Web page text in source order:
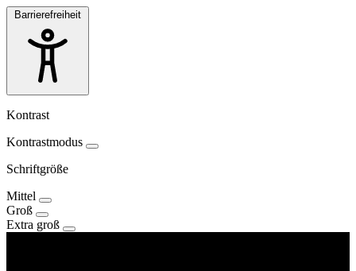
Barrierefreiheit
Kontrast
Kontrastmodus
Schriftgröße
Mittel
Groß
Extra groß